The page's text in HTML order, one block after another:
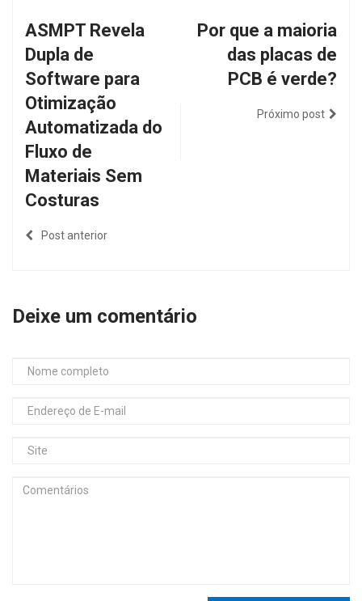
ASMPT Revela
Dupla de
Software para
Otimização
Automatizada do
Fluxo de
Materiais Sem
Costuras
Post anterior
Por que a maioria
das placas de
PCB é verde?
Próximo post
Deixe um comentário